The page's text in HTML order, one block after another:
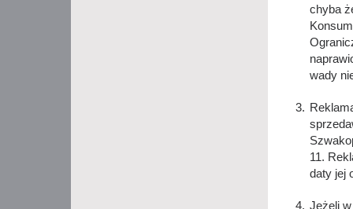
chyba
wady
11.
daty jej
Jeżeli